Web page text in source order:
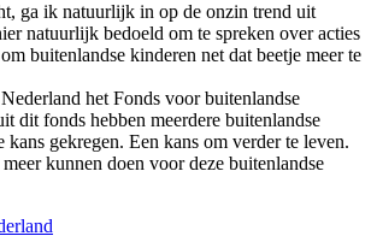
ga ik natuurlijk in op de onzin trend uit
natuurlijk bedoeld om te spreken over acties
buitenlandse kinderen net dat beetje meer te
het Fonds voor buitenlandse
dit fonds hebben meerdere buitenlandse
kans gekregen. Een kans om verder te leven.
kunnen doen voor deze buitenlandse